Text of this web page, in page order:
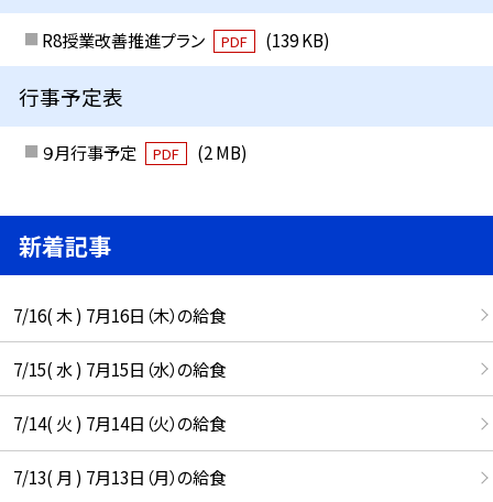
R8授業改善推進プラン PDF (139 KB)
行事予定表
９月行事予定 PDF (2 MB)
新着記事
7/16( 木 ) 7月16日（木）の給食
7/15( 水 ) 7月15日（水）の給食
7/14( 火 ) 7月14日（火）の給食
7/13( 月 ) 7月13日（月）の給食